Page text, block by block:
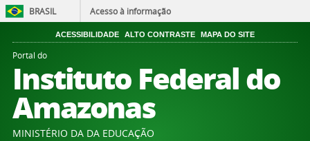
BRASIL Acesso à informação
ACESSIBILIDADE ALTO CONTRASTE MAPA DO SITE
Portal do
Instituto Federal do
Amazonas
MINISTÉRIO DA DA EDUCAÇÃO